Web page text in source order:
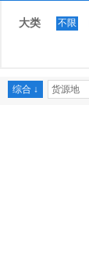
大类 不限
综合 ↓ 货源地